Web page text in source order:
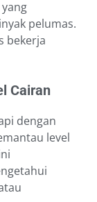
pelumas.
bekerja
Cairan
dengan
level